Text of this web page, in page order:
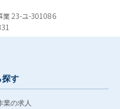
業 23-ユ-301086
探す
業の求人